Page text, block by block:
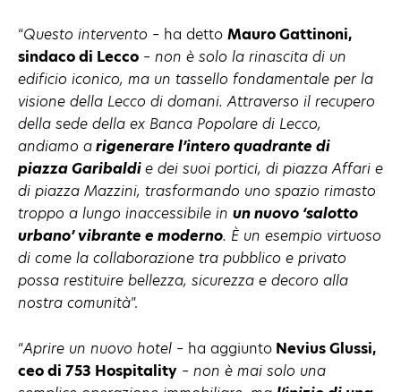
“Questo intervento – ha detto Mauro Gattinoni,
sindaco di Lecco – non è solo la rinascita di un
edificio iconico, ma un tassello fondamentale per la
visione della Lecco di domani. Attraverso il recupero
della sede della ex Banca Popolare di Lecco,
andiamo arigenerare l’intero quadrante di
piazza Garibaldie dei suoi portici, di piazza Affari e
di piazza Mazzini, trasformando uno spazio rimasto
troppo a lungo inaccessibile in un nuovo ‘salotto
urbano’ vibrante e moderno. È un esempio virtuoso
di come la collaborazione tra pubblico e privato
possa restituire bellezza, sicurezza e decoro alla
nostra comunità”.
“Aprire un nuovo hotel – ha aggiunto Nevius Glussi,
ceo di 753 Hospitality – non è mai solo una